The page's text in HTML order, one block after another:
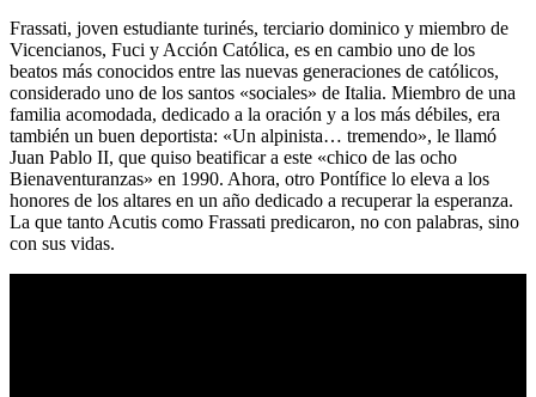
Frassati, joven estudiante turinés, terciario dominico y miembro de
Vicencianos, Fuci y Acción Católica, es en cambio uno de los
beatos más conocidos entre las nuevas generaciones de católicos,
considerado uno de los santos «sociales» de Italia. Miembro de una
familia acomodada, dedicado a la oración y a los más débiles, era
también un buen deportista: «Un alpinista… tremendo», le llamó
Juan Pablo II, que quiso beatificar a este «chico de las ocho
Bienaventuranzas» en 1990. Ahora, otro Pontífice lo eleva a los
honores de los altares en un año dedicado a recuperar la esperanza.
La que tanto Acutis como Frassati predicaron, no con palabras, sino
con sus vidas.